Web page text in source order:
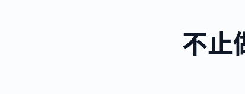
不止